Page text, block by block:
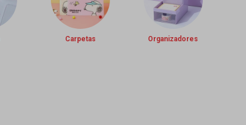
Carpetas Organizadores